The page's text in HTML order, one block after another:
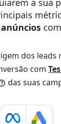
a sua
dos leads
com
das suas